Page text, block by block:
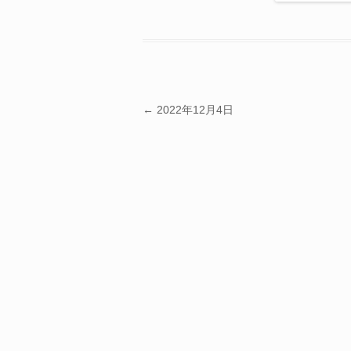
投稿ナビゲーション
← 2022年12月4日